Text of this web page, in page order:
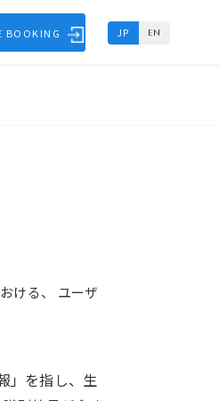
BOOKING JP EN
ける、 ユーザ
」を指し、生